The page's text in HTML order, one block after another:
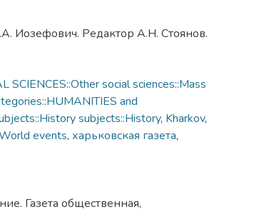
Иозефович. Редактор А.Н. Стоянов.
SCIENCES::Other social sciences::Mass
and
subjects::History, Kharkov,
events, харьковская газета,
Газета общественная,